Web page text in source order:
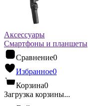
Аксессуары
Смартфоны и планшеты
Сравнение0
Избранное0
Корзина0
Загрузка корзины...